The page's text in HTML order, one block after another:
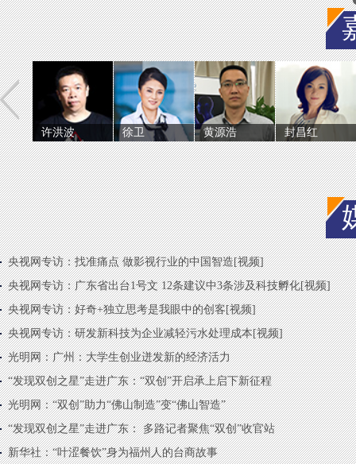
许洪波 徐卫 黄源浩 封昌红
央视网专访：找准痛点 做影视行业的中国智造[视频]
央视网专访：广东省出台1号文 12条建议中3条涉及科技孵化[视频]
央视网专访：好奇+独立思考是我眼中的创客[视频]
央视网专访：研发新科技为企业减轻污水处理成本[视频]
光明网：广州：大学生创业迸发新的经济活力
“发现双创之星”走进广东：“双创”开启承上启下新征程
光明网：“双创”助力“佛山制造”变“佛山智造”
“发现双创之星”走进广东： 多路记者聚焦“双创”收官站
新华社：“叶涩餐饮”身为福州人的台商故事